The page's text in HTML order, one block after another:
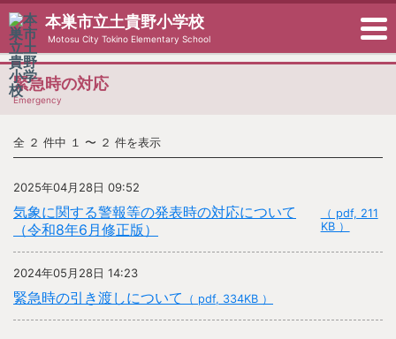
本巣市立土貴野小学校
Motosu City Tokino Elementary School
緊急時の対応
Emergency
全 ２ 件中 １ 〜 ２ 件を表示
2025年04月28日 09:52
気象に関する警報等の発表時の対応について
（令和8年6月修正版）
（ pdf, 211
KB ）
2024年05月28日 14:23
緊急時の引き渡しについて （ pdf, 334KB ）